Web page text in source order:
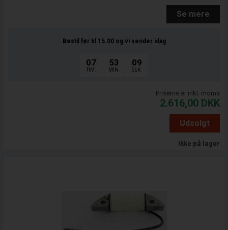
Se mere
Bestil før kl 15.00 og vi sender idag
07
TIM.
53
MIN.
08
SEK.
Priserne er inkl. moms
2.616,00 DKK
Udsolgt
Ikke på lager